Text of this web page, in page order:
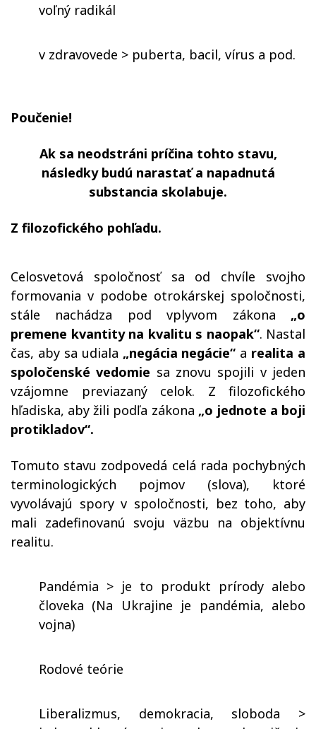
voľný radikál
v zdravovede > puberta, bacil, vírus a pod.
Poučenie!
Ak sa neodstráni príčina tohto stavu,
následky budú narastať a napadnutá
substancia skolabuje.
Z filozofického pohľadu.
Celosvetová spoločnosť sa od chvíle svojho
formovania v podobe otrokárskej spoločnosti,
stále nachádza pod vplyvom zákona „o
premene kvantity na kvalitu s naopak“. Nastal
čas, aby sa udiala „negácia negácie“ a realita a
spoločenské vedomie sa znovu spojili v jeden
vzájomne previazaný celok. Z filozofického
hľadiska, aby žili podľa zákona „o jednote a boji
protikladov“.
Tomuto stavu zodpovedá celá rada pochybných
terminologických pojmov (slova), ktoré
vyvolávajú spory v spoločnosti, bez toho, aby
mali zadefinovanú svoju väzbu na objektívnu
realitu.
Pandémia > je to produkt prírody alebo
človeka (Na Ukrajine je pandémia, alebo
vojna)
Rodové teórie
Liberalizmus, demokracia, sloboda >